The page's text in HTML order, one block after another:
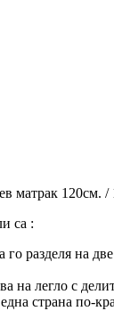
матрак 120см.
са :
разделя на
на легло с
страна по-